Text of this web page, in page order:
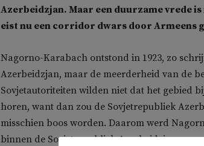
Azerbeidzjan. Maar een duurzame vrede
eist nu een corridor dwars door Armeens
Nagorno-Karabach ontstond in 1923, zo
Azerbeidzjan, maar de meerderheid van de
Sovjetautoriteiten wilden niet dat het gebied
horen, want dan zou de Sovjetrepubliek
misschien boos worden. Daarom werd
binnen de Sovjetrepubliek Azerbeidzjan.